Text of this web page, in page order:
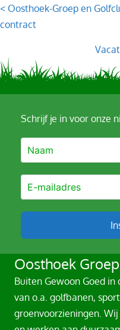
Posts
navigation
< Oosthoek-Groep en
contract
Schrijf je in voor onze
A
Oosthoek
Buiten Gewoon Goed
van o.a. golfbanen,
groenvoorzieningen.